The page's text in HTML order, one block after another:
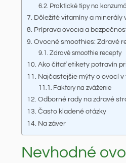
Praktické tipy na
Dôležité vitamíny a minerály
Príprava ovocia a
Ovocné smoothies: Zdravé
Zdravé smoothie recepty
Ako čítať etikety potravín
Najčastejšie mýty o ovocí
Faktory na zváženie
Odborné rady na zdravé
Často kladené otázky
Na záver
Nevhodné